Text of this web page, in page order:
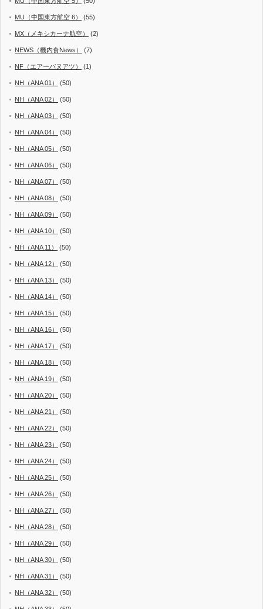
MU（中国東方航空 6） (55)
MX（メキシカーナ航空） (2)
NEWS（機内食News） (7)
NF（エアーバヌアツ） (1)
NH（ANA 01） (50)
NH（ANA 02） (50)
NH（ANA 03） (50)
NH（ANA 04） (50)
NH（ANA 05） (50)
NH（ANA 06） (50)
NH（ANA 07） (50)
NH（ANA 08） (50)
NH（ANA 09） (50)
NH（ANA 10） (50)
NH（ANA 11） (50)
NH（ANA 12） (50)
NH（ANA 13） (50)
NH（ANA 14） (50)
NH（ANA 15） (50)
NH（ANA 16） (50)
NH（ANA 17） (50)
NH（ANA 18） (50)
NH（ANA 19） (50)
NH（ANA 20） (50)
NH（ANA 21） (50)
NH（ANA 22） (50)
NH（ANA 23） (50)
NH（ANA 24） (50)
NH（ANA 25） (50)
NH（ANA 26） (50)
NH（ANA 27） (50)
NH（ANA 28） (50)
NH（ANA 29） (50)
NH（ANA 30） (50)
NH（ANA 31） (50)
NH（ANA 32） (50)